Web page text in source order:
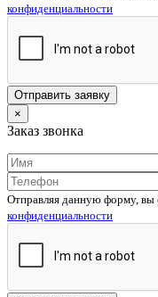
конфиденциальности
×
Заказ звонка
Отправляя данную форму, вы
конфиденциальности